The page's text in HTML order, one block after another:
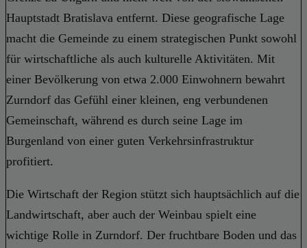
Hauptstadt Bratislava entfernt. Diese geografische Lage
macht die Gemeinde zu einem strategischen Punkt sowohl
für wirtschaftliche als auch kulturelle Aktivitäten. Mit
einer Bevölkerung von etwa 2.000 Einwohnern bewahrt
Zurndorf das Gefühl einer kleinen, eng verbundenen
Gemeinschaft, während es durch seine Lage im
Burgenland von einer guten Verkehrsinfrastruktur
profitiert.
Die Wirtschaft der Region stützt sich hauptsächlich auf die
Landwirtschaft, aber auch der Weinbau spielt eine
wichtige Rolle in Zurndorf. Der fruchtbare Boden und das